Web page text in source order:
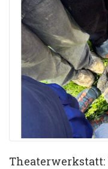
Theaterwerkstatt: